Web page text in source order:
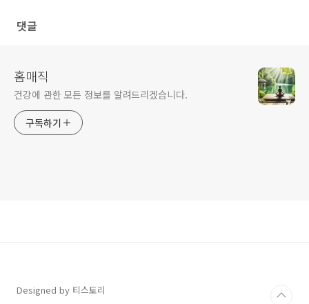
댓글
홈매직
건강에 관한 모든 정보를 알려드리겠습니다.
구독하기
Designed by 티스토리